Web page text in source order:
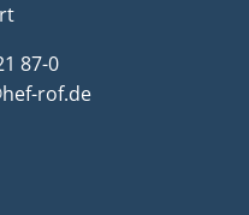
87-0
rof.de